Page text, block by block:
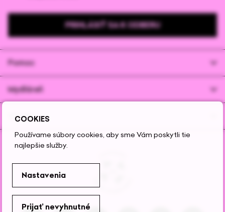
PRIHLÁSIŤ SA K ODBERU
Pomoc
Mydláreň
Výrobky
COOKIES
Používame súbory cookies, aby sme Vám poskytli tie
najlepšie služby.
Nastavenia
Prijať nevyhnutné